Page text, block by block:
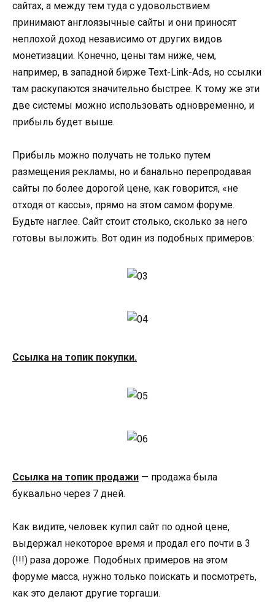
сайтах, а между тем туда с удовольствием
принимают англоязычные сайты и они приносят
неплохой доход независимо от других видов
монетизации. Конечно, цены там ниже, чем,
например, в западной бирже Text-Link-Ads, но ссылки
там раскупаются значительно быстрее. К тому же эти
две системы можно использовать одновременно, и
прибыль будет выше.
Прибыль можно получать не только путем
размещения рекламы, но и банально перепродавая
сайты по более дорогой цене, как говорится, «не
отходя от кассы», прямо на этом самом форуме.
Будьте наглее. Сайт стоит столько, сколько за него
готовы выложить. Вот один из подобных примеров:
Ссылка на топик покупки.
Ссылка на топик продажи — продажа была
буквально через 7 дней.
Как видите, человек купил сайт по одной цене,
выдержал некоторое время и продал его почти в 3
(!!!) раза дороже. Подобных примеров на этом
форуме масса, нужно только поискать и посмотреть,
как это делают другие торгаши.